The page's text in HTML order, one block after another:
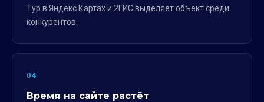
Тур в Яндекс.Картах и 2ГИС выделяет объект среди
конкурентов.
04
Время на сайте растёт